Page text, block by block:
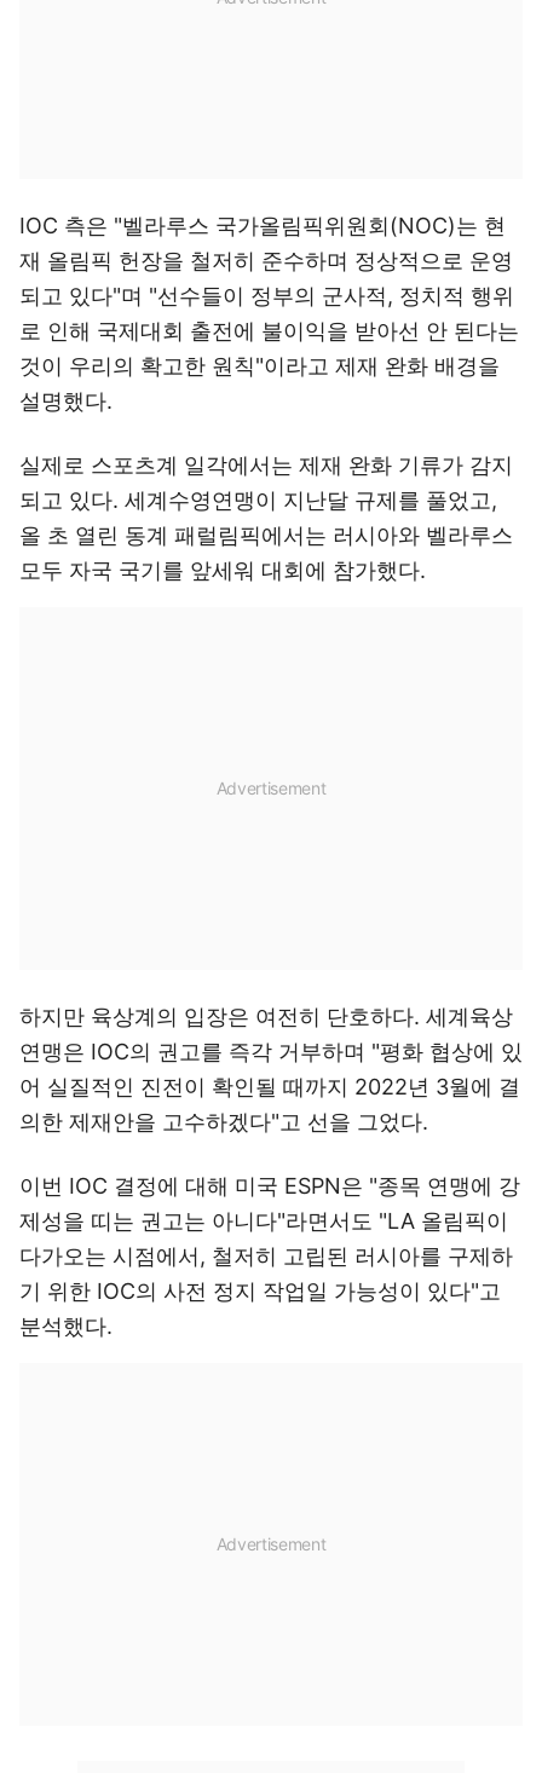
IOC 측은 "벨라루스 국가올림픽위원회(NOC)는 현
재 올림픽 헌장을 철저히 준수하며 정상적으로 운영
되고 있다"며 "선수들이 정부의 군사적, 정치적 행위
로 인해 국제대회 출전에 불이익을 받아선 안 된다는
것이 우리의 확고한 원칙"이라고 제재 완화 배경을
설명했다.
실제로 스포츠계 일각에서는 제재 완화 기류가 감지
되고 있다. 세계수영연맹이 지난달 규제를 풀었고,
올 초 열린 동계 패럴림픽에서는 러시아와 벨라루스
모두 자국 국기를 앞세워 대회에 참가했다.
하지만 육상계의 입장은 여전히 단호하다. 세계육상
연맹은 IOC의 권고를 즉각 거부하며 "평화 협상에 있
어 실질적인 진전이 확인될 때까지 2022년 3월에 결
의한 제재안을 고수하겠다"고 선을 그었다.
이번 IOC 결정에 대해 미국 ESPN은 "종목 연맹에 강
제성을 띠는 권고는 아니다"라면서도 "LA 올림픽이
다가오는 시점에서, 철저히 고립된 러시아를 구제하
기 위한 IOC의 사전 정지 작업일 가능성이 있다"고
분석했다.